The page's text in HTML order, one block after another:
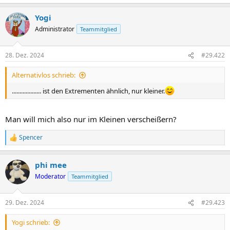
Yogi
Administrator Teammitglied
28. Dez. 2024 #29.422
Alternativlos schrieb:
................... ist den Extrementen ähnlich, nur kleiner.
Man will mich also nur im Kleinen verscheißern?
R
e
k
t
i
n
e
n
Spencer
phi mee
Moderator Teammitglied
29. Dez. 2024 #29.423
Yogi schrieb: